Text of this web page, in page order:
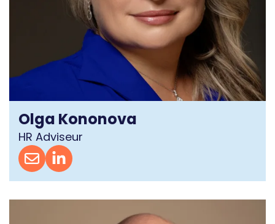
Olga Kononova
HR Adviseur